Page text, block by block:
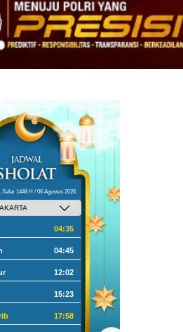
Safar 1448 H / 06 Agustus 2026
04:35
04:45
12:02
15:23
17:58